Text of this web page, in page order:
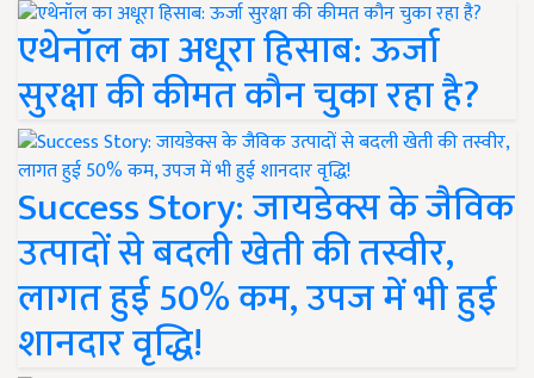
एथेनॉल का अधूरा हिसाब: ऊर्जा
सुरक्षा की कीमत कौन चुका रहा है?
Success Story: जायडेक्स के जैविक
उत्पादों से बदली खेती की तस्वीर,
लागत हुई 50% कम, उपज में भी हुई
शानदार वृद्धि!